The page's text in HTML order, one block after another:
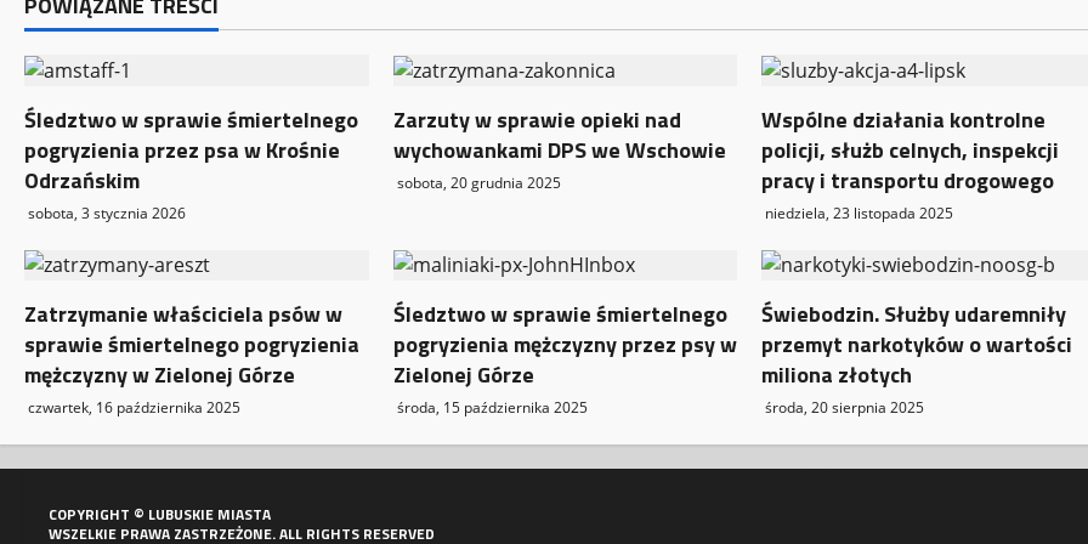
w
p
i
s
y
Śledztwo w sprawie śmiertelnego
pogryzienia przez psa w Krośnie
Odrzańskim
sobota, 3 stycznia 2026
Zarzuty w sprawie opieki nad
wychowankami DPS we Wschowie
sobota, 20 grudnia 2025
Wspólne działania kontrolne
policji, służb celnych, inspekcji
pracy i transportu drogowego
niedziela, 23 listopada 2025
Zatrzymanie właściciela psów w
sprawie śmiertelnego pogryzienia
mężczyzny w Zielonej Górze
czwartek, 16 października 2025
Śledztwo w sprawie śmiertelnego
pogryzienia mężczyzny przez psy w
Zielonej Górze
środa, 15 października 2025
Świebodzin. Służby udaremniły
przemyt narkotyków o wartości
miliona złotych
środa, 20 sierpnia 2025
COPYRIGHT © LUBUSKIE MIASTA
WSZELKIE PRAWA ZASTRZEŻONE. ALL RIGHTS RESERVED